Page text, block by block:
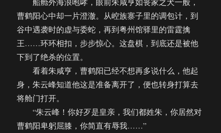
曹鹤阳心中却一片澄澈。从崆族寨子里的调包计，到
谷中遇袭时的虚与委蛇，再到粤州馆驿里的雷霆擒
王……环环相扣，步步惊心。这盘棋，到底还是被他
下到了绝杀的位置。
看着朱咸亨，曹鹤阳已经不想再多说什么，他起
身，朱云峰知道他这是准备离开了，便也转身打算去
将舱门打开。
“朱云峰！你好歹是皇亲，我们都姓朱，你居然对
曹鹤阳卑躬屈膝，你简直有辱我……”